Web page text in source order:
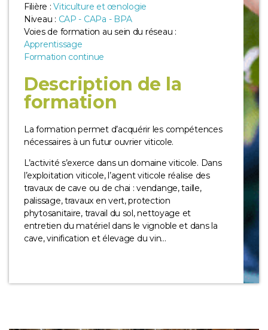
Filière :Viticulture et œnologie
Niveau : CAP - CAPa - BPA
Voies de formation au sein du réseau :
Apprentissage
Formation continue
Description de la
formation
La formation permet d’acquérir les compétences
nécessaires à un futur ouvrier viticole.
L’activité s’exerce dans un domaine viticole. Dans
l’exploitation viticole, l’agent viticole réalise des
travaux de cave ou de chai : vendange, taille,
palissage, travaux en vert, protection
phytosanitaire, travail du sol, nettoyage et
entretien du matériel dans le vignoble et dans la
cave, vinification et élevage du vin…